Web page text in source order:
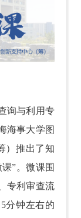
询与利用专
海事大学图
）推出了知
”。微课围
专利审查流
分钟左右的